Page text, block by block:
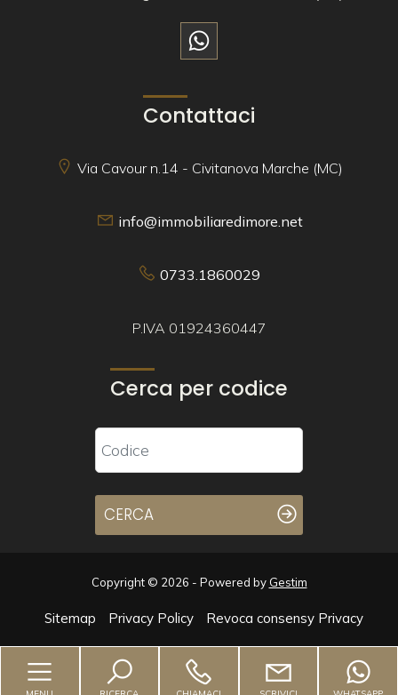
Contattaci
Via Cavour n.14 - Civitanova Marche (MC)
info@immobiliaredimore.net
0733.1860029
P.IVA 01924360447
Cerca per codice
CERCA
Copyright © 2026 - Powered by Gestim
Sitemap Privacy Policy Revoca consensy Privacy
Torna su